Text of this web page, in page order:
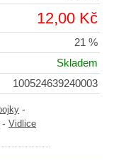
12,00 Kč
21 %
Skladem
100524639240003
-
- Vidlice